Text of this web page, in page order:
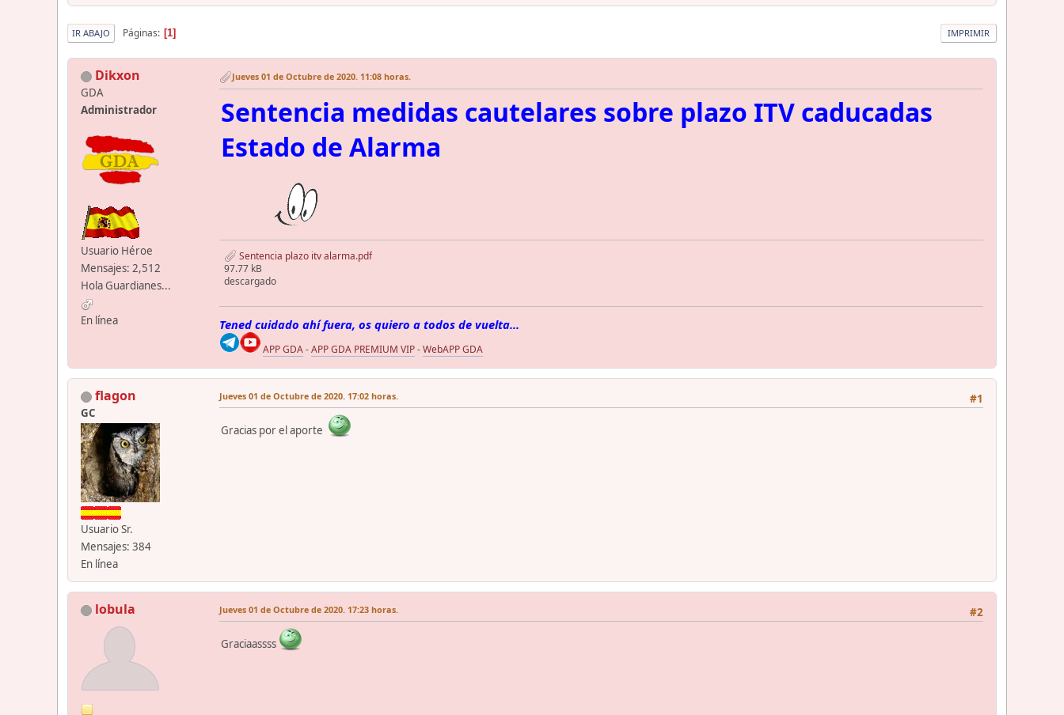
IMPRIMIR
IR ABAJO Páginas 1
Dikxon
GDA
Administrador
Usuario Héroe
Mensajes: 2,512
Hola Guardianes...
En línea
Jueves 01 de Octubre de 2020. 11:08 horas.
Sentencia medidas cautelares sobre plazo ITV caducadas
Estado de Alarma
Sentencia plazo itv alarma.pdf
97.77 kB
descargado
Tened cuidado ahí fuera, os quiero a todos de vuelta...
APP GDA-APP GDA PREMIUM VIP-WebAPP GDA
flagon
GC
Usuario Sr.
Mensajes: 384
En línea
#1
Jueves 01 de Octubre de 2020. 17:02 horas.
Gracias por el aporte
lobula #2
Jueves 01 de Octubre de 2020. 17:23 horas.
Graciaassss